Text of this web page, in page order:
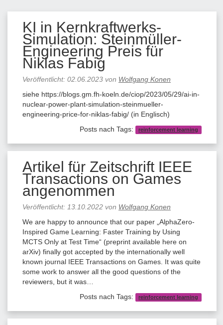
KI in Kernkraftwerks-
Simulation: Steinmüller-
Engineering Preis für
Niklas Fabig
Veröffentlicht: 02.06.2023 von Wolfgang Konen
siehe https://blogs.gm.fh-koeln.de/ciop/2023/05/29/ai-in-
nuclear-power-plant-simulation-steinmueller-
engineering-price-for-niklas-fabig/ (in Englisch)
Posts nach Tags:
reinforcement learning
Artikel für Zeitschrift IEEE
Transactions on Games
angenommen
Veröffentlicht: 13.10.2022 von Wolfgang Konen
We are happy to announce that our paper „AlphaZero-
Inspired Game Learning: Faster Training by Using
MCTS Only at Test Time“ (preprint available here on
arXiv) finally got accepted by the internationally well
known journal IEEE Transactions on Games. It was quite
some work to answer all the good questions of the
reviewers, but it was…
Posts nach Tags:
reinforcement learning